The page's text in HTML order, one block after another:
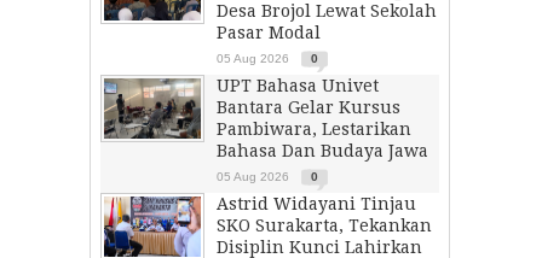
Desa Brojol Lewat Sekolah
Pasar Modal
05 Aug 2026 0
UPT Bahasa Univet
Bantara Gelar Kursus
Pambiwara, Lestarikan
Bahasa Dan Budaya Jawa
05 Aug 2026 0
Astrid Widayani Tinjau
SKO Surakarta, Tekankan
Disiplin Kunci Lahirkan